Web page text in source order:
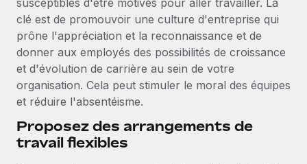
susceptibles d'être motivés pour aller travailler. La
clé est de promouvoir une culture d'entreprise qui
prône l'appréciation et la reconnaissance et de
donner aux employés des possibilités de croissance
et d'évolution de carrière au sein de votre
organisation. Cela peut stimuler le moral des équipes
et réduire l'absentéisme.
Proposez des arrangements de
travail flexibles